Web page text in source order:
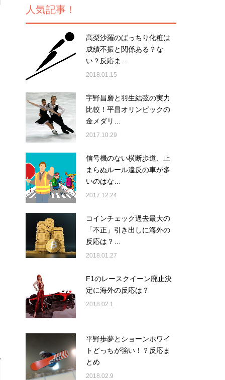
人気記事！
高梨沙羅のばっちり化粧は
成績不振と関係ある？な
い？反応ま…
2018.01.15
宇野昌磨と羽生結弦の実力
比較！平昌オリンピックの
金メダリ…
2017.10.29
信号機のない横断歩道、止
まらぬルール違反の車が多
いのはな…
2017.12.24
コインチェック過去最大の
「不正」引き出しに海外の
反応は？…
2018.01.27
F1のレースクイーン廃止決
定に海外の反応は？
2018.02.1
平野歩夢とショーンホワイ
トどっちが強い！？反応ま
とめ
2018.02.9